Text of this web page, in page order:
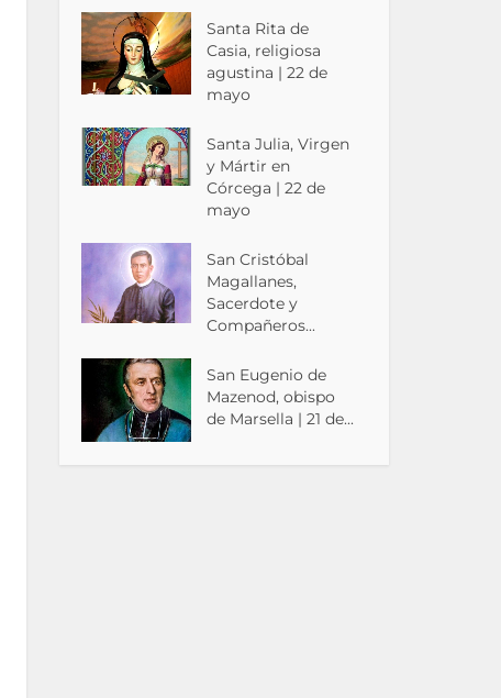
Santa Rita de
Casia, religiosa
agustina | 22 de
mayo
Santa Julia, Virgen
y Mártir en
Córcega | 22 de
mayo
San Cristóbal
Magallanes,
Sacerdote y
Compañeros...
San Eugenio de
Mazenod, obispo
de Marsella | 21 de...